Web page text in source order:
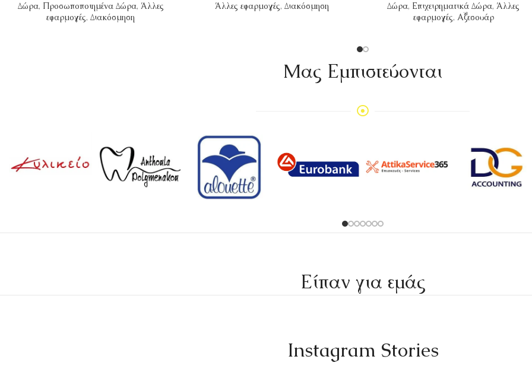
Δώρα, Προσωποποιημένα Δώρα, Άλλες
εφαρμογές,Διακόσμηση
Άλλες εφαρμογές,Διακόσμηση Δώρα, Επιχειρηματικά Δώρα,Άλλες
εφαρμογές, Αξεσουάρ
Mας Εμπιστεύονται
Είπαν για εμάς
Instagram Stories